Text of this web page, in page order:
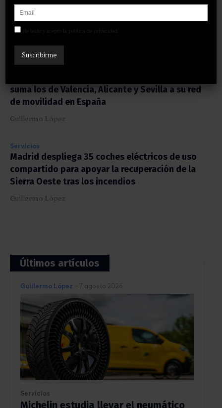
Renting y refuerza la apuesta del grupo por la
movilidad en Canarias
Servicios
suma los de Valencia, Alicante y Sevilla a su red
de movilidad en España
Guillermo López
Servicios
Madrid despliega 35 coches eléctricos de uso
compartido para apoyar la recuperación de la
Sierra Oeste tras los incendios
Guillermo López
Últimos artículos
Guillermo López - 7 agosto 2026
Servicios
Michelin estudia llevar el neumático
He leído y acepto la política de privacidad